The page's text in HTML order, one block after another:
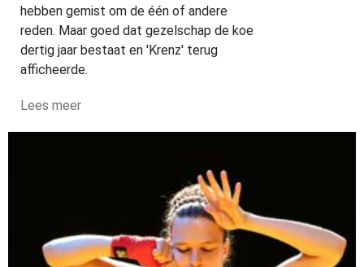
hebben gemist om de één of andere
reden. Maar goed dat gezelschap de koe
dertig jaar bestaat en 'Krenz' terug
afficheerde.
Lees meer